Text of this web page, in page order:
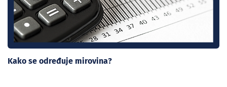
Kako se određuje mirovina?